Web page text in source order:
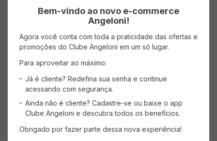
3 estrelas
2 estrelas 0%
1 estrela
Faça login para escrever uma avaliação.
Mais recentes Todos
Bem-vindo ao novo e-commerce
Angeloni!
Agora você conta com toda a praticidade das ofertas e
promoções do Clube Angeloni em um só lugar.
Para aproveitar ao máximo:
Já é cliente? Redefina sua senha e continue
acessando com segurança.
Ainda não é cliente? Cadastre-se ou baixe o app
Clube Angeloni e descubra todos os benefícios.
Obrigado por fazer parte dessa nova experiência!